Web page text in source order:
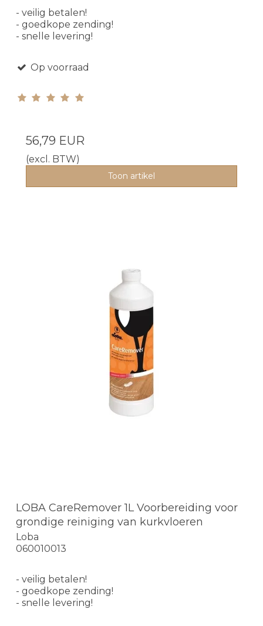
- veilig betalen!
- goedkope zending!
- snelle levering!
Op voorraad
56,79 EUR
(excl. BTW)
Toon artikel
LOBA CareRemover 1L Voorbereiding voor
grondige reiniging van kurkvloeren
Loba
060010013
- veilig betalen!
- goedkope zending!
- snelle levering!